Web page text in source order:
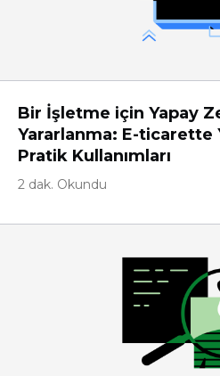
Bir İşletme için Yapay
Yararlanma: E-ticarette
Pratik Kullanımları
2 dak. Okundu